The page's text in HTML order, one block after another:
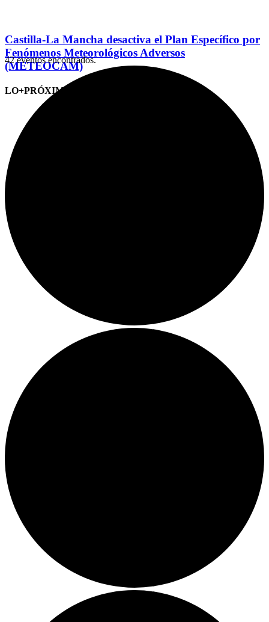
Castilla-La Mancha desactiva el Plan Específico por
Fenómenos Meteorológicos Adversos
(METEOCAM)
LO+PRÓXIMO (CITAS)
42 eventos encontrados.